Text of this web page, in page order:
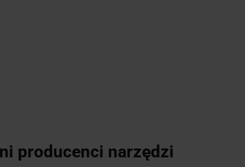
producenci narzędzi